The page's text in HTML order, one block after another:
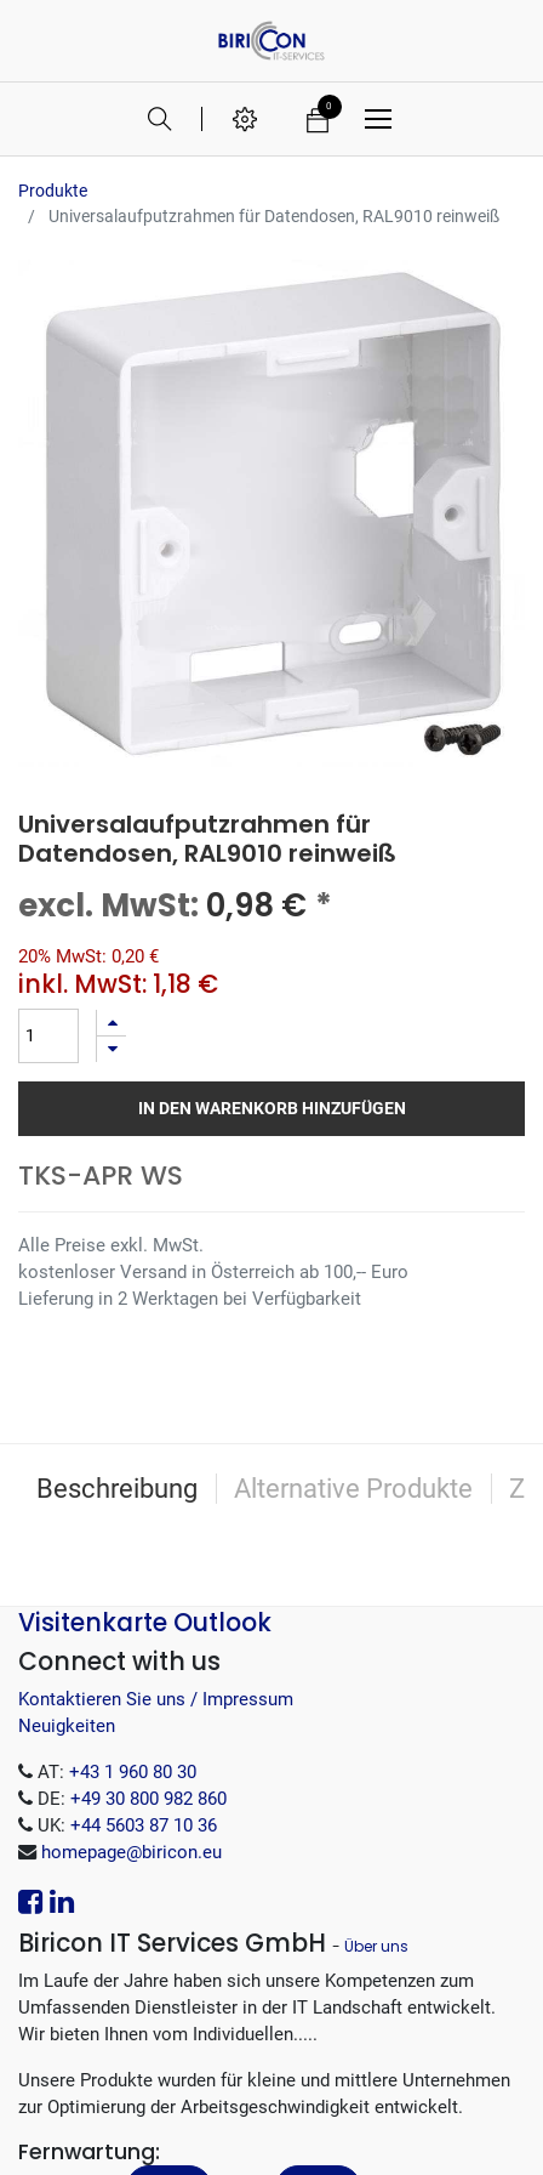
0
Produkte
Universalaufputzrahmen für Datendosen, RAL9010 reinweiß
Universalaufputzrahmen für
Datendosen, RAL9010 reinweiß
excl. MwSt: 0,98 € *
20% MwSt: 0,20 €
inkl. MwSt: 1,18 €
IN DEN WARENKORB HINZUFÜGEN
TKS-APR WS
Alle Preise exkl. MwSt.
kostenloser Versand in Österreich ab 100,-- Euro
Lieferung in 2 Werktagen bei Verfügbarkeit
Beschreibung Alternative Produkte
Visitenkarte Outlook
Connect with us
Kontaktieren Sie uns / Impressum
Neuigkeiten
AT: +43 1 960 80 30
DE: +49 30 800 982 860
UK: +44 5603 87 10 36
homepage@biricon.eu
Biricon IT Services GmbH - Über uns
Im Laufe der Jahre haben sich unsere Kompetenzen zum
Umfassenden Dienstleister in der IT Landschaft entwickelt.
Wir bieten Ihnen vom Individuellen.....
Unsere Produkte wurden für kleine und mittlere Unternehmen
zur Optimierung der Arbeitsgeschwindigkeit entwickelt.
Fernwartung: